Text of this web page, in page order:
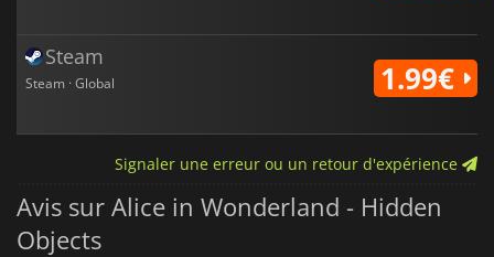
Steam
Steam · Global 1.99€
Signaler une erreur ou un retour d'expérience
Avis sur Alice in Wonderland - Hidden
Objects